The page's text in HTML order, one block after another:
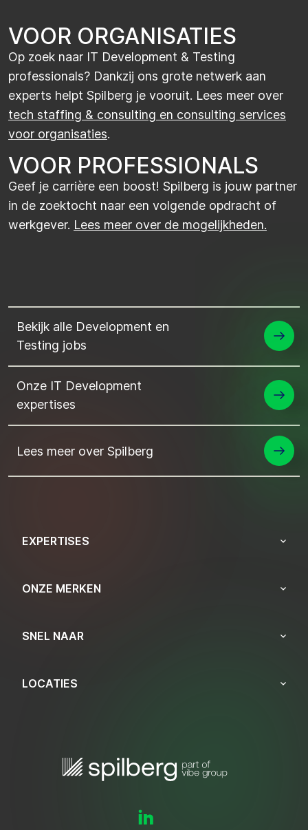
VOOR ORGANISATIES
Op zoek naar IT Development & Testing
professionals? Dankzij ons grote netwerk aan
experts helpt Spilberg je vooruit. Lees meer over
tech staffing & consulting en consulting services
voor organisaties.
VOOR PROFESSIONALS
Geef je carrière een boost! Spilberg is jouw partner
in de zoektocht naar een volgende opdracht of
werkgever. Lees meer over de mogelijkheden.
Bekijk alle Development en
Testing jobs
Onze IT Development
expertises
Lees meer over Spilberg
EXPERTISES
ONZE MERKEN
SNEL NAAR
LOCATIES